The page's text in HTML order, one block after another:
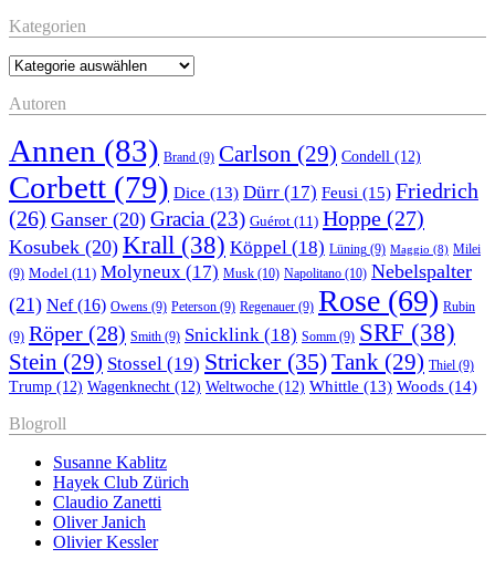
Kategorien
Kategorien
Autoren
Annen (83) Brand (9) Carlson (29) Condell (12)
Corbett (79) Dice (13) Dürr (17) Feusi (15) Friedrich
(26) Ganser (20) Gracia (23) Guérot (11) Hoppe (27)
Kosubek (20) Krall (38) Köppel (18) Lüning (9) Maggio (8) Milei
(9) Model (11) Molyneux (17) Musk (10) Napolitano (10) Nebelspalter
(21) Nef(16) Owens (9) Peterson (9) Regenauer (9) Rose (69) Rubin
(9) Röper (28) Smith (9) Snicklink (18) Somm (9) SRF (38)
Stein (29) Stossel (19) Stricker(35)Tank (29) Thiel (9)
Trump (12) Wagenknecht (12) Weltwoche (12) Whittle (13) Woods (14)
Blogroll
Susanne Kablitz
Hayek Club Zürich
Claudio Zanetti
Oliver Janich
Olivier Kessler